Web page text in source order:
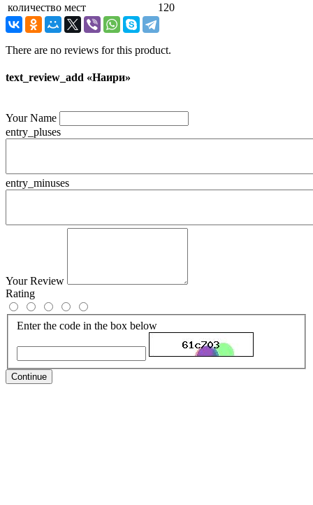
количество мест 120
There are no reviews for this product.
text_review_add «Наири»
Your Name
entry_pluses
entry_minuses
Your Review
Rating
Enter the code in the box below
Continue